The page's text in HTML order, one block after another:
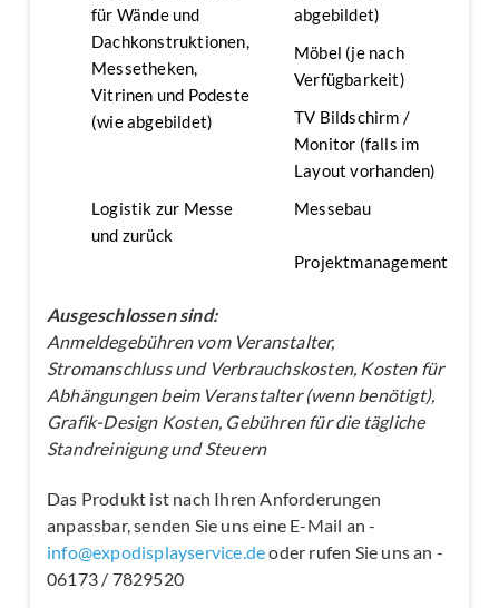
für Wände und
Dachkonstruktionen,
Messetheken,
Vitrinen und Podeste
(wie abgebildet)
abgebildet)
Möbel (je nach
Verfügbarkeit)
TV Bildschirm /
Monitor (falls im
Layout vorhanden)
Logistik zur Messe
und zurück
Messebau
Projektmanagement
Ausgeschlossen sind:
Anmeldegebühren vom Veranstalter,
Stromanschluss und Verbrauchskosten, Kosten für
Abhängungen beim Veranstalter (wenn benötigt),
Grafik-Design Kosten, Gebühren für die tägliche
Standreinigung und Steuern
Das Produkt ist nach Ihren Anforderungen
anpassbar, senden Sie uns eine E-Mail an -
info@expodisplayservice.deoder rufen Sie uns an -
06173 / 7829520